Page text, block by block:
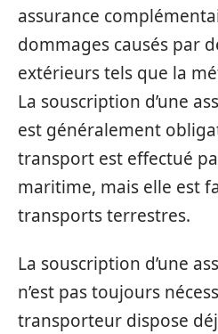
assurance
dommages causés par
extérieurs tels que la
La souscription d’une
est généralement
transport est effectué
maritime, mais elle est
transports terrestres.
La souscription d’une
n’est pas toujours
transporteur dispose